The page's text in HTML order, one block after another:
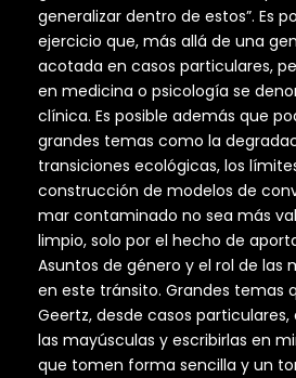
generalizar dentro de estos”. Es
ejercicio que, más allá de una
acotada en casos particulares,
en medicina o psicología se
clínica. Es posible además que
grandes temas como la
transiciones ecológicas, los
construcción de modelos de
mar contaminado no sea más
limpio, solo por el hecho de
Asuntos de género y el rol de las
en este tránsito. Grandes temas
Geertz, desde casos particulares,
las mayúsculas y escribirlas en
que tomen forma sencilla y un